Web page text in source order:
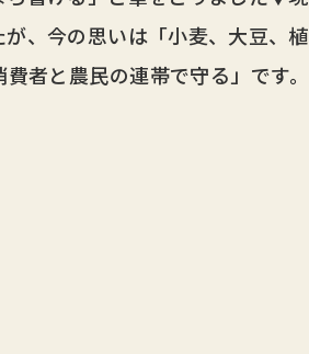
、今の思いは「小麦、大豆、植
者と農民の連帯で守る」です。